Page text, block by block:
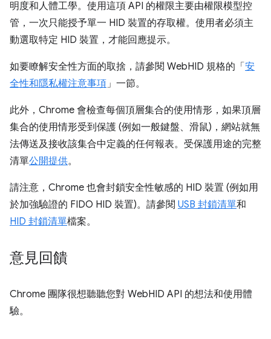
明度和人體工學。使用這項 API 的權限主要由權限模型控
管，一次只能授予單一 HID 裝置的存取權。使用者必須主
動選取特定 HID 裝置，才能回應提示。
如要瞭解安全性方面的取捨，請參閱 WebHID 規格的「 安
全性和隱私權注意事項」一節。
此外，Chrome 會檢查每個頂層集合的使用情形，如果頂層
集合的使用情形受到保護 (例如一般鍵盤、滑鼠)，網站就無
法傳送及接收該集合中定義的任何報表。受保護用途的完整
清單公開提供。
請注意，Chrome 也會封鎖安全性敏感的 HID 裝置 (例如用
於加強驗證的 FIDO HID 裝置)。請參閱 USB 封鎖清單和
HID 封鎖清單檔案。
意見回饋
Chrome 團隊很想聽聽您對 WebHID API 的想法和使用體
驗。